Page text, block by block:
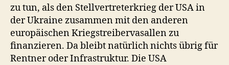
zu tun, als den Stellvertreterkrieg der USA in
der Ukraine zusammen mit den anderen
europäischen Kriegstreibervasallen zu
finanzieren. Da bleibt natürlich nichts übrig für
Rentner oder Infrastruktur. Die USA